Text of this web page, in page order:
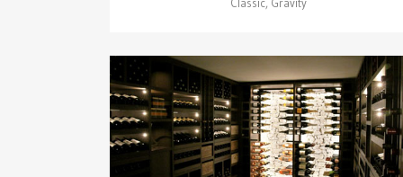
DETAILS ZIEN